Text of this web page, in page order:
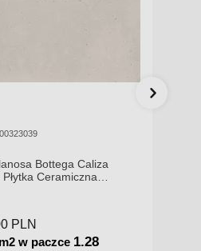
Bottega Caliza
Płytka Ścienna Matowa
PLN
w paczce 1.62